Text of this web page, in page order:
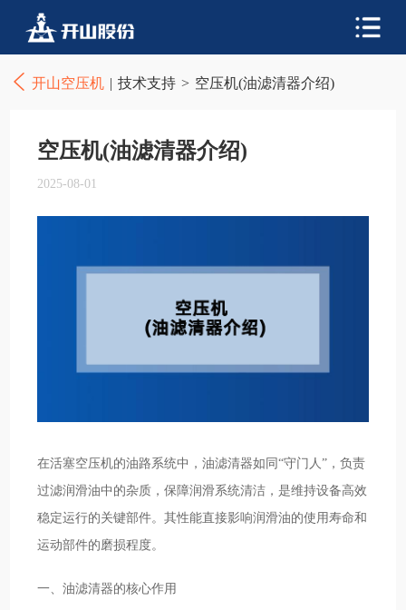
开山空压机 | 技术支持 > 空压机(油滤清器介绍)
空压机(油滤清器介绍)
2025-08-01
在活塞空压机的油路系统中，油滤清器如同“守门人”，负责
过滤润滑油中的杂质，保障润滑系统清洁，是维持设备高效
稳定运行的关键部件。其性能直接影响润滑油的使用寿命和
运动部件的磨损程度。
一、油滤清器的核心作用